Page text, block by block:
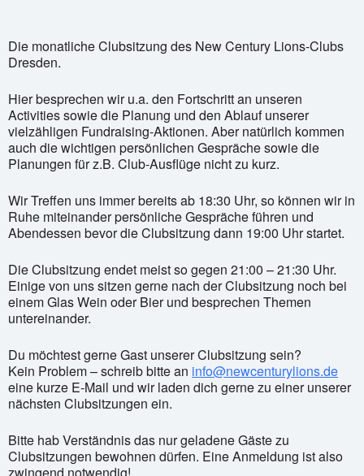
Die monatliche Clubsitzung des New Century Lions-Clubs
Dresden.
Hier besprechen wir u.a. den Fortschritt an unseren
Activities sowie die Planung und den Ablauf unserer
vielzähligen Fundraising-Aktionen. Aber natürlich kommen
auch die wichtigen persönlichen Gespräche sowie die
Planungen für z.B. Club-Ausflüge nicht zu kurz.
Wir Treffen uns immer bereits ab 18:30 Uhr, so können wir in
Ruhe miteinander persönliche Gespräche führen und
Abendessen bevor die Clubsitzung dann 19:00 Uhr startet.
Die Clubsitzung endet meist so gegen 21:00 – 21:30 Uhr.
Einige von uns sitzen gerne nach der Clubsitzung noch bei
einem Glas Wein oder Bier und besprechen Themen
untereinander.
Du möchtest gerne Gast unserer Clubsitzung sein?
Kein Problem – schreib bitte an info@newcenturylions.de
eine kurze E-Mail und wir laden dich gerne zu einer unserer
nächsten Clubsitzungen ein.
Bitte hab Verständnis das nur geladene Gäste zu
Clubsitzungen bewohnen dürfen. Eine Anmeldung ist also
zwingend notwendig!